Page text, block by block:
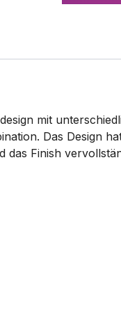
mit
Das Design
das Finish